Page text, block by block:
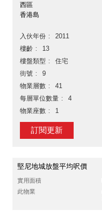
西區
香港島
入伙年份
2011
樓齡
13
樓盤類型
住宅
街號
9
物業層數
41
每層單位數量
4
物業座數
1
訂閱更新
堅尼地城放盤平均呎價
實用面積
此物業